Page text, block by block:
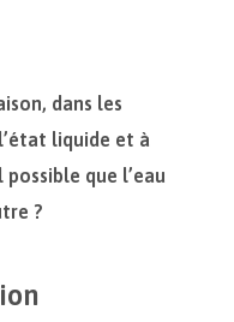
dans les
liquide et à
que l’eau
?